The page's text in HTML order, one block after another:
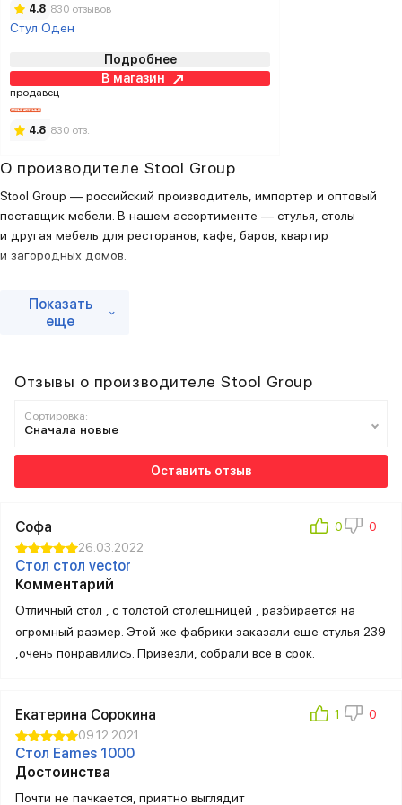
Стул Оден
4.8 830 отзывов
Подробнее
В магазин
продавец
4.8 830 отз.
О производителе Stool Group
Stool Group — российский производитель, импортер и оптовый
поставщик мебели. В нашем ассортименте — стулья, столы
и другая мебель для ресторанов, кафе, баров, квартир
и загородных домов.
в настоящую точку притяжения. С ее помощью интерьер оживает
и обретает неповторимую атмосферу. Мы всегда возвращаемся
домой стильное кресло, и оно всегда будет занято.
Компания Stool Group предлагает выгодные условия покупки
Наша продукция заслуживает восхищения. И вы можете сами
в этом убедиться, посетив шоурум. Здесь представлены все
модели из каталога. Мы производим превосходную банкетную
мебель и предметы интерьера в стиле лофт. Оцените высокое
качество материалов, удобство и прочность.
В нашем каталоге — коллекции ведущих брендов. Мы изучаем
запросы клиентов и предлагаем лучшее. Среди важных
Показать
еще
Отзывы о производителе Stool Group
Сортировка:
Сначала новые
Оставить отзыв
Софа
26.03.2022
Стол стол vector
Комментарий
Отличный стол , с толстой столешницей , разбирается на
огромный размер. Этой же фабрики заказали еще стулья 239
,очень понравились. Привезли, собрали все в срок.
Екатерина Сорокина
09.12.2021
Стол Eames 1000
Достоинства
Почти не пачкается, приятно выглядит